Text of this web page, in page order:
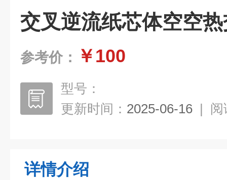
交叉逆流纸芯体空空
参考价： ￥100
型号：
更新时间： 2025-06-16 | 阅
详情介绍